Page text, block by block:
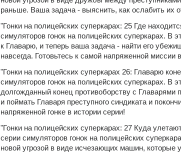
раньше. Ваша задача - выяснить, как ослабить их
"Гонки на полицейских суперкарах: 25 Где
симуляторов гонок на полицейских суперкарах. В
к Главарю, и теперь ваша задача - найти его
навсегда. Готовьтесь к самой напряженной миссии
"Гонки на полицейских суперкарах 26: Главарю
симуляторов гонок на полицейских суперкарах. В
долгожданный конец противоборству с Главарями
и поймать Главаря преступного синдиката и
напряженной гонке в истории серии!
"Гонки на полицейских суперкарах: 27 Куда
серии симуляторов гонок на полицейских
новой угрозой в виде исчезающих машин, которые